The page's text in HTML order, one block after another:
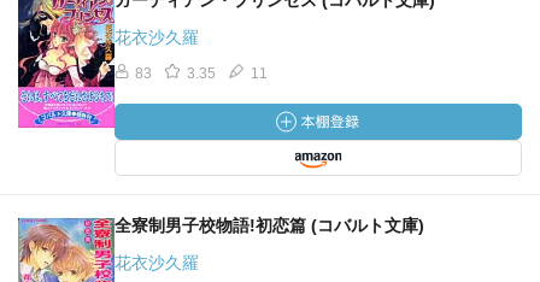
花衣沙久羅
83 3.35 11
全寮制男子校物語!初恋篇 (コバルト文庫)
花衣沙久羅